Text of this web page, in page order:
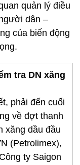
quản lý điều
dân –
của biến động
tra DN xăng
phải đến cuối
về đợt thanh
xăng dầu đầu
(Petrolimex),
ty Saigon